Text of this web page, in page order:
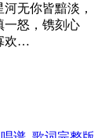
无你皆黯淡，
一怒，镌刻心
欢…